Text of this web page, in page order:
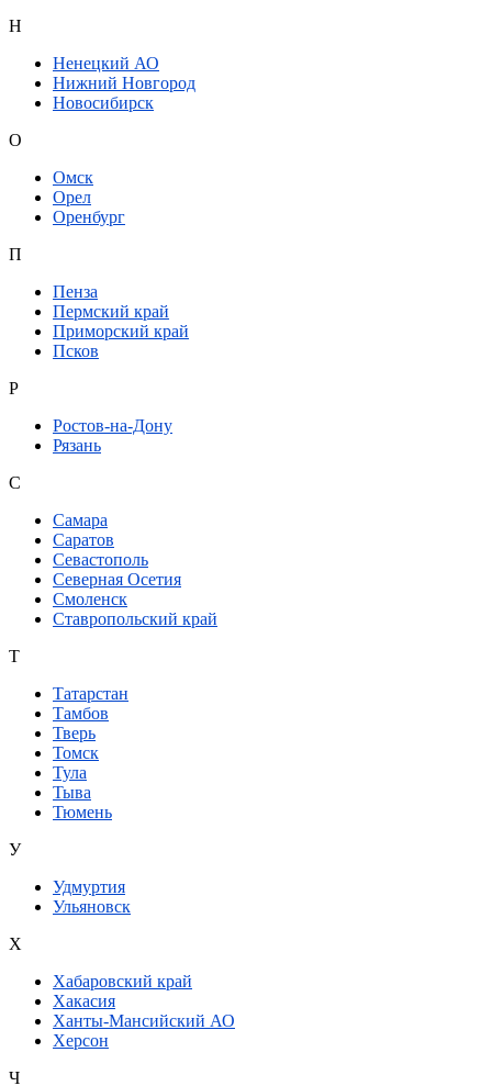
Н
Ненецкий АО
Нижний Новгород
Новосибирск
О
Омск
Орел
Оренбург
П
Пенза
Пермский край
Приморский край
Псков
Р
Ростов-на-Дону
Рязань
С
Самара
Саратов
Севастополь
Северная Осетия
Смоленск
Ставропольский край
Т
Татарстан
Тамбов
Тверь
Томск
Тула
Тыва
Тюмень
У
Удмуртия
Ульяновск
Х
Хабаровский край
Хакасия
Ханты-Мансийский АО
Херсон
Ч